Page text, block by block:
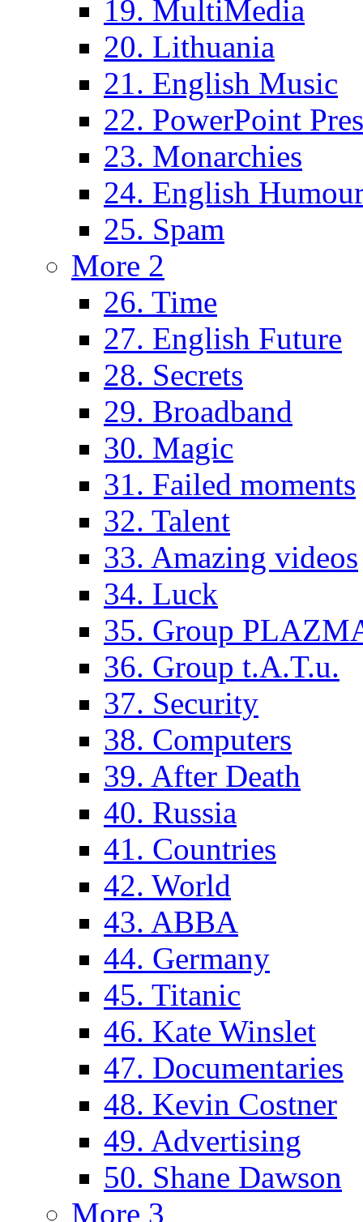
19. MultiMedia
20. Lithuania
21. English Music
22. PowerPoint
23. Monarchies
24. English
25. Spam
More 2
26. Time
27. English Future
28. Secrets
29. Broadband
30. Magic
31. Failed moments
32. Talent
33. Amazing videos
34. Luck
35. Group
36. Group t.A.T.u.
37. Security
38. Computers
39. After Death
40. Russia
41. Countries
42. World
43. ABBA
44. Germany
45. Titanic
46. Kate Winslet
47. Documentaries
48. Kevin Costner
49. Advertising
50. Shane Dawson
More 3